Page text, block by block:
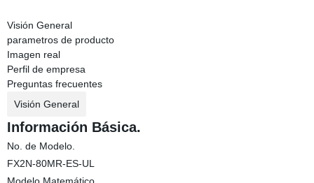
Visión General
parametros de producto
Imagen real
Perfil de empresa
Preguntas frecuentes
Visión General
Información Básica.
No. de Modelo.
FX2N-80MR-ES-UL